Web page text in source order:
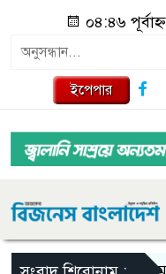
০৪:৪৬
ইপেপার